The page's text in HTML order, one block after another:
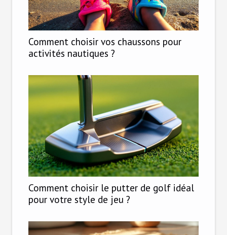
Comment choisir vos chaussons pour
activités nautiques ?
Comment choisir le putter de golf idéal
pour votre style de jeu ?